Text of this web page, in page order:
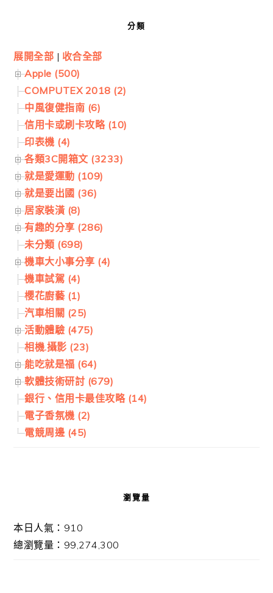
分類
展開全部 | 收合全部
Apple (500)
COMPUTEX 2018 (2)
中風復健指南 (6)
信用卡或刷卡攻略 (10)
印表機 (4)
各類3C開箱文 (3233)
就是愛運動 (109)
就是要出國 (36)
居家裝潢 (8)
有趣的分享 (286)
未分類 (698)
機車大小事分享 (4)
機車試駕 (4)
櫻花廚藝 (1)
汽車相關 (25)
活動體驗 (475)
相機.攝影 (23)
能吃就是福 (64)
軟體技術研討 (679)
銀行、信用卡最佳攻略 (14)
電子香氛機 (2)
電競周邊 (45)
瀏覽量
本日人氣：910
總瀏覽量：99,274,300